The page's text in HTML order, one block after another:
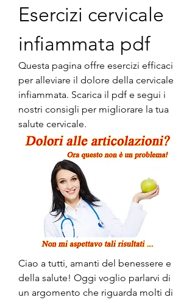
Esercizi cervicale
infiammata pdf
Questa pagina offre esercizi efficaci
per alleviare il dolore della cervicale
infiammata. Scarica il pdf e segui i
nostri consigli per migliorare la tua
salute cervicale.
Ciao a tutti, amanti del benessere e
della salute! Oggi voglio parlarvi di
un argomento che riguarda molti di